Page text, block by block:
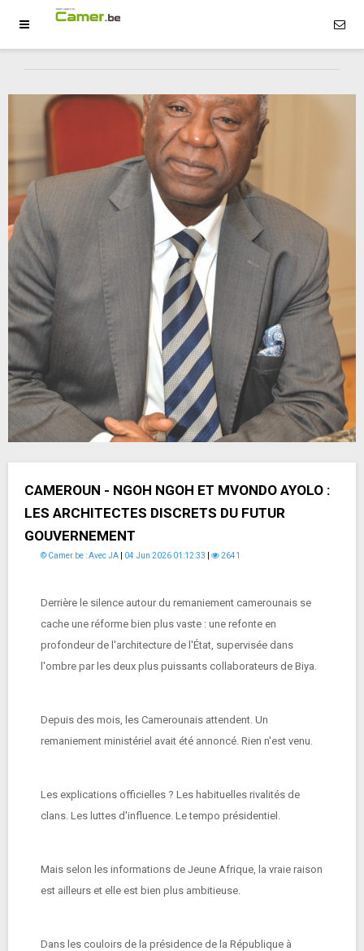
CAMEROUN - NGOH NGOH ET MVONDO AYOLO :
LES ARCHITECTES DISCRETS DU FUTUR
GOUVERNEMENT
© Camer.be : Avec JA 04 Jun 2026 01:12:33 2641
Derrière le silence autour du remaniement camerounais se
cache une réforme bien plus vaste : une refonte en
profondeur de l'architecture de l'État, supervisée dans
l'ombre par les deux plus puissants collaborateurs de Biya.
Depuis des mois, les Camerounais attendent. Un
remaniement ministériel avait été annoncé. Rien n'est venu.
Les explications officielles ? Les habituelles rivalités de
clans. Les luttes d'influence. Le tempo présidentiel.
Mais selon les informations de Jeune Afrique, la vraie raison
est ailleurs et elle est bien plus ambitieuse.
Dans les couloirs de la présidence de la République à